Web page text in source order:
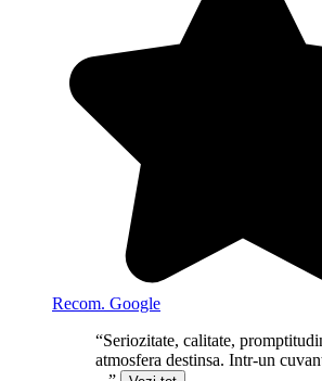
Recom. Google
“Seriozitate, calitate,
atmosfera destinsa. Intr-un